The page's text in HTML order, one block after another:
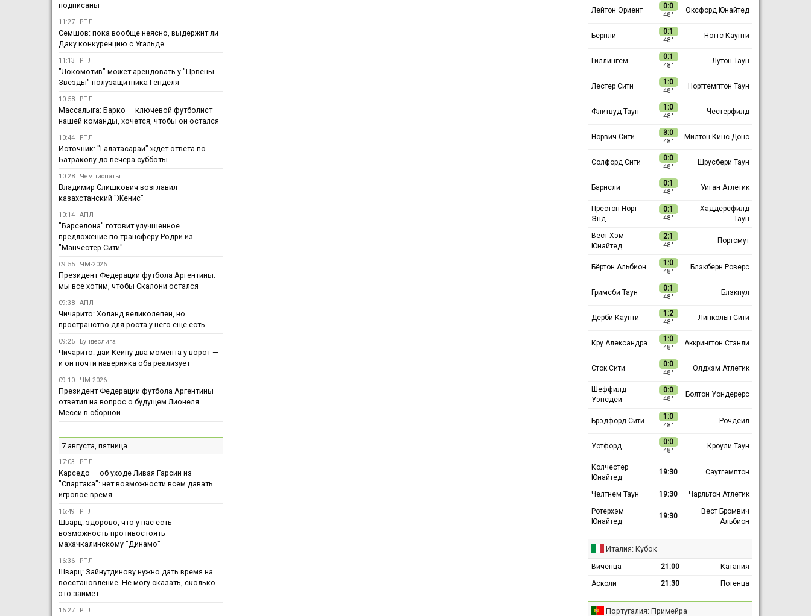
подписаны
11:27 РПЛ
Семшов: пока вообще неясно, выдержит ли
Даку конкуренцию с Угальде
11:13 РПЛ
"Локомотив" может арендовать у "Црвены
Звезды" полузащитника Генделя
10:58 РПЛ
Массалыга: Барко — ключевой футболист
нашей команды, хочется, чтобы он остался
10:44 РПЛ
Источник: "Галатасарай" ждёт ответа по
Батракову до вечера субботы
10:28 Чемпионаты
Владимир Слишкович возглавил
казахстанский "Женис"
10:14 АПЛ
"Барселона" готовит улучшенное
предложение по трансферу Родри из
"Манчестер Сити"
09:55 ЧМ-2026
Президент Федерации футбола Аргентины:
мы все хотим, чтобы Скалони остался
09:38 АПЛ
Чичарито: Холанд великолепен, но
пространство для роста у него ещё есть
09:25 Бундеслига
Чичарито: дай Кейну два момента у ворот —
и он почти наверняка оба реализует
09:10 ЧМ-2026
Президент Федерации футбола Аргентины
ответил на вопрос о будущем Лионеля
Месси в сборной
7 августа, пятница
17:03 РПЛ
Карседо — об уходе Ливая Гарсии из
"Спартака": нет возможности всем давать
игровое время
16:49 РПЛ
Шварц: здорово, что у нас есть
возможность противостоять
махачкалинскому "Динамо"
16:36 РПЛ
Шварц: Зайнутдинову нужно дать время на
восстановление. Не могу сказать, сколько
это займёт
16:27 РПЛ
Лейтон Ориент 0:0
48 ′
Оксфорд Юнайтед
Бёрнли 0:1
48 ′
Ноттс Каунти
Гиллингем 0:1
48 ′
Лутон Таун
Лестер Сити 1:0
48 ′
Нортгемптон Таун
Флитвуд Таун 1:0
48 ′
Честерфилд
Норвич Сити 3:0
48 ′
Милтон-Кинс Донс
Солфорд Сити 0:0
48 ′
Шрусбери Таун
Барнсли 0:1
48 ′
Уиган Атлетик
Престон Норт
Энд
0:1
48 ′
Хаддерсфилд
Таун
Вест Хэм
Юнайтед
2:1
48 ′
Портсмут
Бёртон Альбион 1:0
48 ′
Блэкберн Роверс
Гримсби Таун 0:1
48 ′
Блэкпул
Дерби Каунти 1:2
48 ′
Линкольн Сити
Кру Александра 1:0
48 ′
Аккрингтон Стэнли
Сток Сити 0:0
48 ′
Олдхэм Атлетик
Шеффилд
Уэнсдей
0:0
48 ′
Болтон Уондерерс
Брэдфорд Сити 1:0
48 ′
Рочдейл
Уотфорд 0:0
48 ′
Кроули Таун
Колчестер
Юнайтед
19:30 Саутгемптон
Челтнем Таун 19:30
Чарльтон Атлетик
Ротерхэм
Юнайтед
19:30
Вест Бромвич
Альбион
Италия: Кубок
Виченца 21:00
Катания
Асколи
21:30 Потенца
Португалия: Примейра